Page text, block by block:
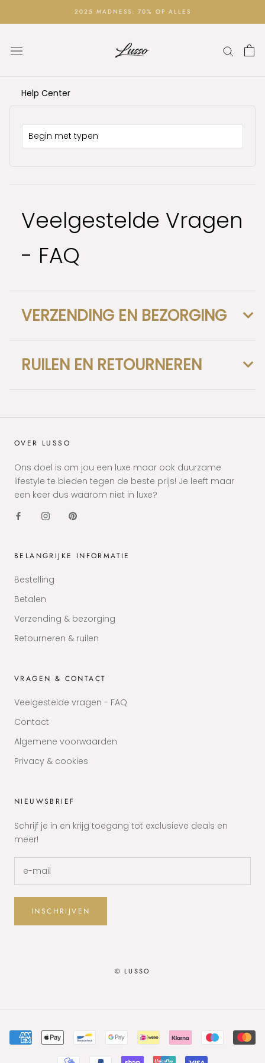
2025 MADNESS: 70% OP ALLES
Help Center
Veelgestelde Vragen
- FAQ
VERZENDING EN BEZORGING
RUILEN EN RETOURNEREN
OVER LUSSO
Ons doel is om jou een luxe maar ook duurzame
lifestyle te bieden tegen de beste prijs! Je leeft maar
een keer dus waarom niet in luxe?
BELANGRIJKE INFORMATIE
Bestelling
Betalen
Verzending & bezorging
Retourneren & ruilen
VRAGEN & CONTACT
Veelgestelde vragen - FAQ
Contact
Algemene voorwaarden
Privacy & cookies
NIEUWSBRIEF
Schrijf je in en krijg toegang tot exclusieve deals en
meer!
INSCHRIJVEN
© LUSSO